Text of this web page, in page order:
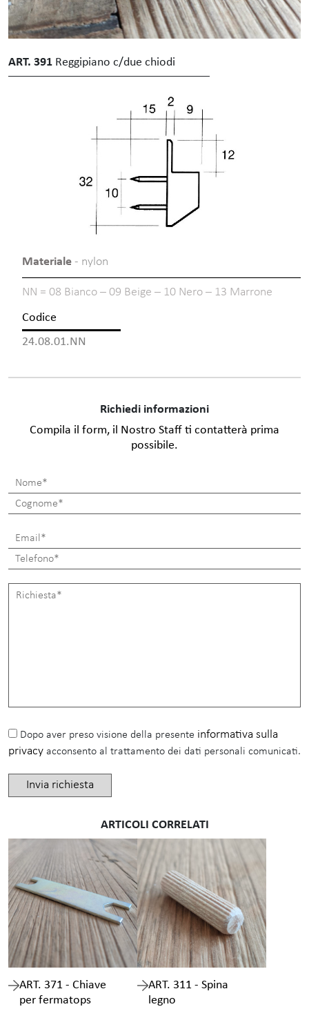
ART. 391 Reggipiano c/due chiodi
Materiale - nylon
NN = 08 Bianco – 09 Beige – 10 Nero – 13 Marrone
Codice
24.08.01.NN
Richiedi informazioni
Compila il form, il Nostro Staff ti contatterà prima
possibile.
Dopo aver preso visione della presente informativa sulla
privacy acconsento al trattamento dei dati personali comunicati.
ARTICOLI CORRELATI
ART. 371 - Chiave
per fermatops
ART. 311 - Spina
legno